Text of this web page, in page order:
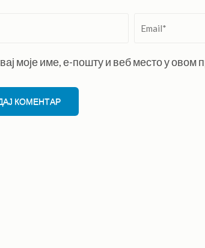
моје име, е-пошту и веб место у